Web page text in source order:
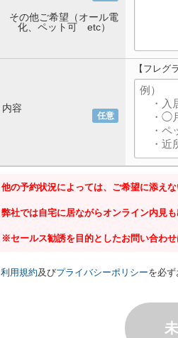
その他ご希望（オール電
化、ペット可 etc）
任意
内容
【フレグ
他の予約状況によっては、ご希望に添え
弊社では自宅に居ながらオンライン内見
※セールス勧誘を目的としたお問い合わせ
利用規約及びプライバシーポリシーを必